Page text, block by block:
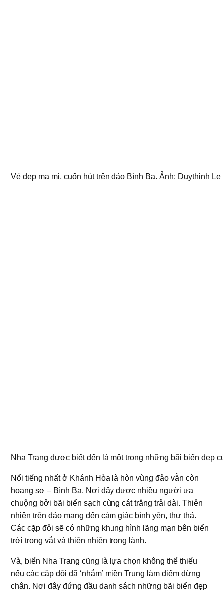
Vẻ đẹp ma mị, cuốn hút trên đảo Bình Ba. Ảnh: Duythinh Le
Nha Trang được biết đến là một trong những bãi biển đẹp
Nổi tiếng nhất ở Khánh Hòa là hòn vùng đảo vẫn còn
hoang sơ – Bình Ba. Nơi đây được nhiều người ưa
chuộng bởi bãi biển sạch cùng cát trắng trải dài. Thiên
nhiên trên đảo mang đến cảm giác bình yên, thư thả.
Các cặp đôi sẽ có những khung hình lãng mạn bên biển
trời trong vắt và thiên nhiên trong lành.
Và, biển Nha Trang cũng là lựa chọn không thể thiếu
nếu các cặp đôi đã ‘nhắm’ miền Trung làm điểm dừng
chân. Nơi đây đứng đầu danh sách những bãi biển đẹp